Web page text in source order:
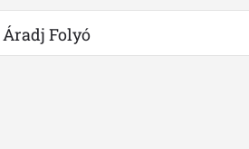
Áradj Folyó